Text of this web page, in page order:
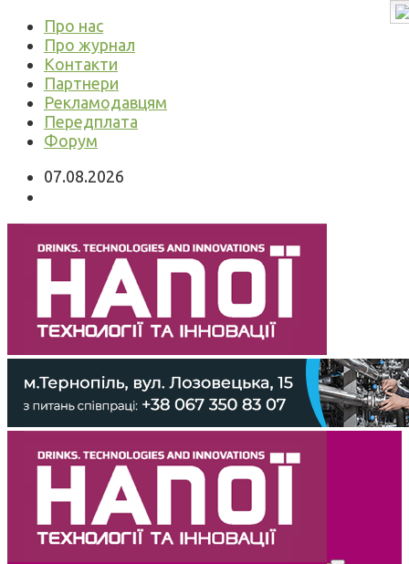
Про нас
Про журнал
Контакти
Партнери
Рекламодавцям
Передплата
Форум
07.08.2026